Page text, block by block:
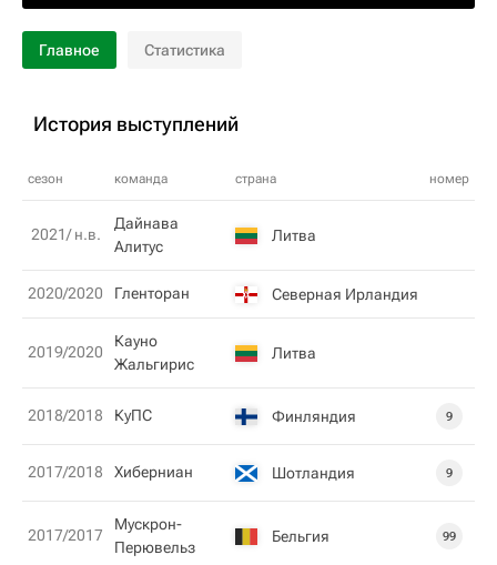
Главное Статистика
История выступлений
сезон команда страна номер
2021/ н.в.
Дайнава
Алитус
Литва
2020/2020 Гленторан Северная Ирландия
2019/2020
Кауно
Жальгирис
Литва
2018/2018 КуПС Финляндия 9
2017/2018 Хиберниан Шотландия 9
2017/2017
Мускрон-
Перювельз
Бельгия 99